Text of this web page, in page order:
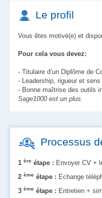
Prévoyance
Prise en charge des
Le profil
Vous êtes motivé(e) et
Pour cela vous devez:
- Titulaire d’un Diplôme de
- Leadership, rigueur et sens
- Bonne maîtrise des outils
Sage1000 est un plus.
Processus
1 ère étape : Envoyer CV +
2 ème étape : Echange
3 ème étape : Entretien +